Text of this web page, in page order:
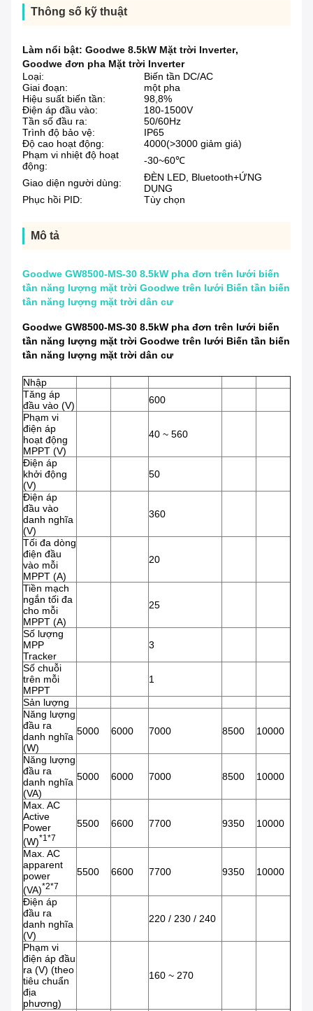
Thông số kỹ thuật
Làm nổi bật: Goodwe 8.5kW Mặt trời Inverter,
Goodwe đơn pha Mặt trời Inverter
Loại:
Biến tần DC/AC
Giai đoạn:
một pha
Hiệu suất biến tần:
98,8%
Điện áp đầu vào:
180-1500V
Tần số đầu ra:
50/60Hz
Trình độ bảo vệ:
IP65
Độ cao hoạt động:
4000(>3000 giảm giá)
Phạm vi nhiệt độ hoạt
động:
-30~60℃
Giao diện người dùng:
ĐÈN LED, Bluetooth+ỨNG
DỤNG
Phục hồi PID:
Tùy chọn
Mô tả
Goodwe GW8500-MS-30 8.5kW pha đơn trên lưới biến
tần năng lượng mặt trời Goodwe trên lưới Biến tần biến
tần năng lượng mặt trời dân cư
Goodwe GW8500-MS-30 8.5kW pha đơn trên lưới biến
tần năng lượng mặt trời Goodwe trên lưới Biến tần biến
tần năng lượng mặt trời dân cư
Nhập
Tăng áp
đầu vào (V)
600
Phạm vi
điện áp
hoạt động
MPPT (V)
40 ~ 560
Điện áp
khởi động
(V)
50
Điện áp
đầu vào
danh nghĩa
(V)
360
Tối đa dòng
điện đầu
vào mỗi
MPPT (A)
20
Tiền mạch
ngắn tối đa
cho mỗi
MPPT (A)
25
Số lượng
MPP
Tracker
3
Số chuỗi
trên mỗi
MPPT
1
Sản lượng
Năng lượng
đầu ra
danh nghĩa
(W)
5000 6000 7000 8500 10000
Năng lượng
đầu ra
danh nghĩa
(VA)
5000 6000 7000 8500 10000
Max. AC
Active
Power
(W)*1*7
5500 6600 7700 9350 10000
Max. AC
apparent
power
(VA)*2*7
5500 6600 7700 9350 10000
Điện áp
đầu ra
danh nghĩa
(V)
220 / 230 / 240
Phạm vi
điện áp đầu
ra (V) (theo
tiêu chuẩn
địa
phương)
160 ~ 270